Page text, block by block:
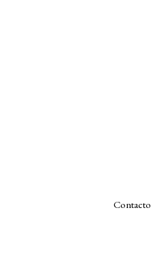
Contacto